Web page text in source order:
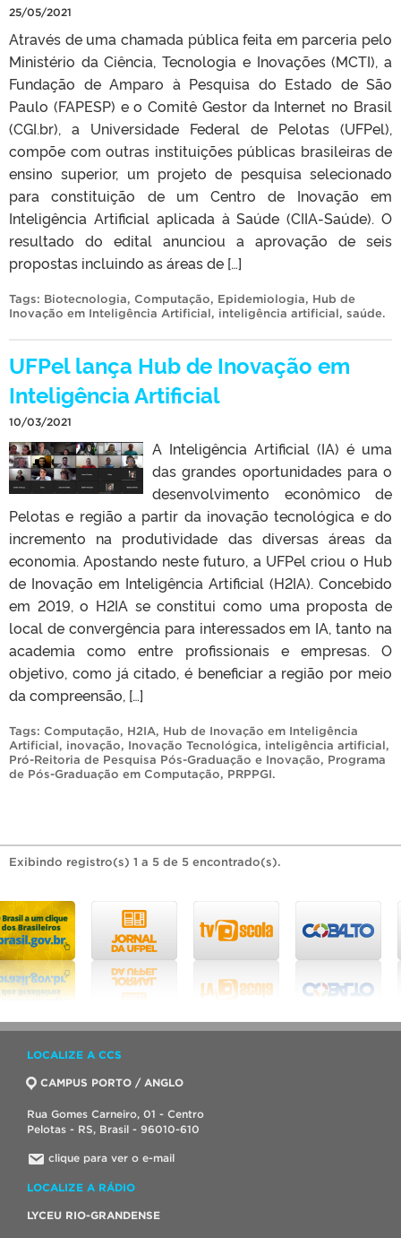
25/05/2021
Através de uma chamada pública feita em parceria pelo
Ministério da Ciência, Tecnologia e Inovações (MCTI), a
Fundação de Amparo à Pesquisa do Estado de São
Paulo (FAPESP) e o Comitê Gestor da Internet no Brasil
(CGI.br), a Universidade Federal de Pelotas (UFPel),
compõe com outras instituições públicas brasileiras de
ensino superior, um projeto de pesquisa selecionado
para constituição de um Centro de Inovação em
Inteligência Artificial aplicada à Saúde (CIIA-Saúde). O
resultado do edital anunciou a aprovação de seis
propostas incluindo as áreas de […]
Tags: Biotecnologia, Computação, Epidemiologia, Hub de
Inovação em Inteligência Artificial, inteligência artificial, saúde.
UFPel lança Hub de Inovação em
Inteligência Artificial
10/03/2021
A Inteligência Artificial (IA) é uma
das grandes oportunidades para o
desenvolvimento econômico de
Pelotas e região a partir da inovação tecnológica e do
incremento na produtividade das diversas áreas da
economia. Apostando neste futuro, a UFPel criou o Hub
de Inovação em Inteligência Artificial (H2IA). Concebido
em 2019, o H2IA se constitui como uma proposta de
local de convergência para interessados em IA, tanto na
academia como entre profissionais e empresas. O
objetivo, como já citado, é beneficiar a região por meio
da compreensão, […]
Tags: Computação, H2IA, Hub de Inovação em Inteligência
Artificial, inovação, Inovação Tecnológica, inteligência artificial,
Pró-Reitoria de Pesquisa Pós-Graduação e Inovação, Programa
de Pós-Graduação em Computação, PRPPGI.
Exibindo registro(s) 1 a 5 de 5 encontrado(s).
LOCALIZE A CCS
CAMPUS PORTO / ANGLO
Rua Gomes Carneiro, 01 - Centro
Pelotas - RS, Brasil - 96010-610
clique para ver o e-mail
LOCALIZE A RÁDIO
LYCEU RIO-GRANDENSE